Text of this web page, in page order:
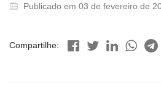
Publicado em 03 de fevereiro de
Compartilhe: